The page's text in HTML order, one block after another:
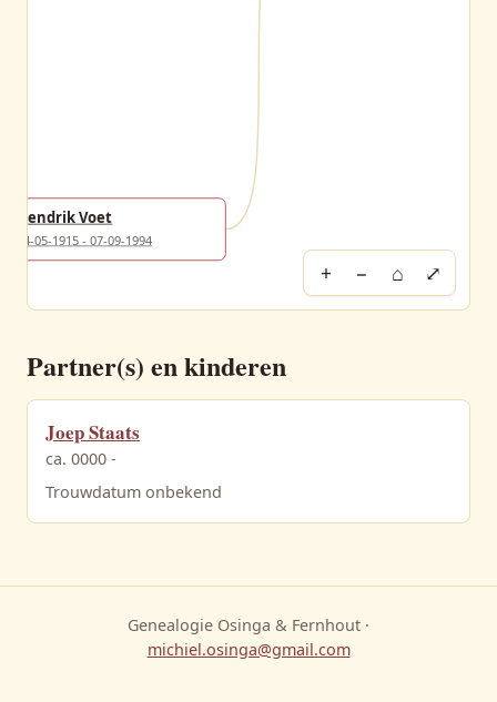
Hendrik Voet
14-05-1915 - 07-09-1994
+ − ⌂ ⤢
Partner(s) en kinderen
Joep Staats
ca. 0000 -
Trouwdatum onbekend
Genealogie Osinga & Fernhout ·
michiel.osinga@gmail.com